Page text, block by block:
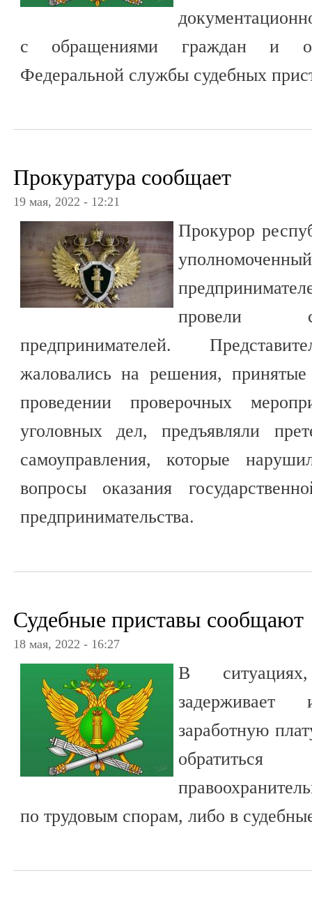
с обращениями граждан и
Федеральной службы судебных
Прокуратура сообщает
19 мая, 2022 - 12:21
Прокурор
провели
предпринимателей.
жаловались на решения,
проведении проверочных
уголовных дел, предъявляли
самоуправления, которые
вопросы оказания
предпринимательства.
Судебные приставы сообщают
18 мая, 2022 - 16:27
В
заработную
по трудовым спорам, либо в